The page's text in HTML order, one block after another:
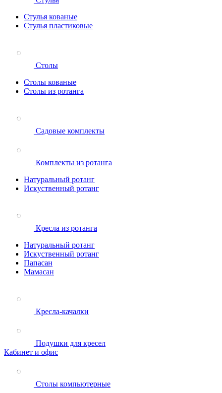
Стулья кованые
Стулья пластиковые
Столы
Столы кованые
Столы из ротанга
Садовые комплекты
Комплекты из ротанга
Натуральный ротанг
Искуственный ротанг
Кресла из ротанга
Натуральный ротанг
Искуственный ротанг
Папасан
Мамасан
Кресла-качалки
Подушки для кресел
Кабинет и офис
Столы компьютерные